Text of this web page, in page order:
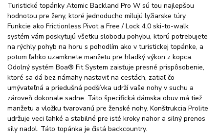
Turistické topánky Atomic Backland Pro W sú tou najlepšou
hodnotou pre ženy, ktoré jednoducho milujú lyžiarske túry.
Funkcie ako Frictionless Pivot a Free / Lock 4.0 ski-to-walk
systém vám poskytujú všetku slobodu pohybu, ktorú potrebujete
na rýchly pohyb na horu s pohodlím ako v turistickej topánke, a
potom ľahko uzamknete manžetu pre hladký výkon z kopca.
Odolný systém Boa® Fit System zaisťuje presné prispôsobenie,
ktoré sa dá bez námahy nastaviť na cestách, zatiaľ čo
umývateľná a priedušná podšívka udrží vaše nohy v suchu a
zároveň dokonale sadne. Táto špecifická dámska obuv má tiež
manžetu a vložku tvarovanú pre ženské nohy. Konštrukcia Prolite
udržuje veci ľahké a stabilné pre isté kroky nahor a silný prenos
sily nadol. Táto topánka je čistá backcountry.